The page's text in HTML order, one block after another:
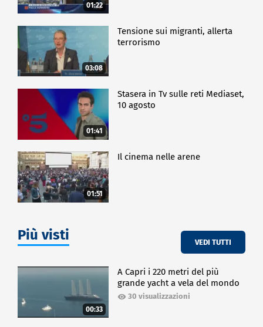
01:22
03:08
Tensione sui migranti, allerta
terrorismo
01:41
Stasera in Tv sulle reti Mediaset,
10 agosto
01:51
Il cinema nelle arene
Più visti VEDI TUTTI
00:33
A Capri i 220 metri del più
grande yacht a vela del mondo
30 visualizzazioni